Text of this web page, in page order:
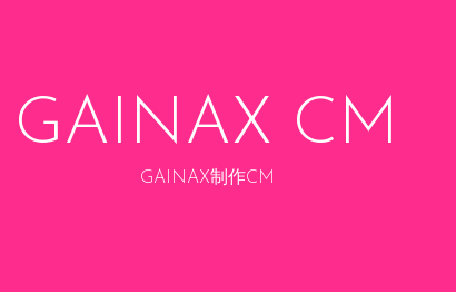
GAINAX CM
GAINAX制作CM